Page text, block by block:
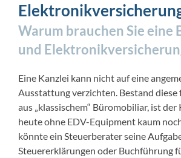
Warum brauchen Sie eine
und
Eine Kanzlei kann nicht auf eine
Ausstattung verzichten. Bestand
aus „klassischem“ Büromobiliar, ist
heute ohne EDV-Equipment kaum
könnte ein Steuerberater seine
Steuererklärungen oder Buchführung